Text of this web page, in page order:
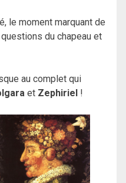
le moment marquant de
du chapeau et
au complet qui
et Zephiriel !